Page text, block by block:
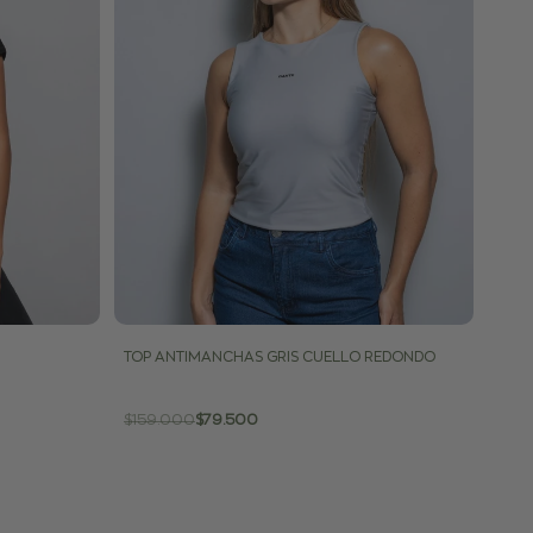
TOP ANTIMANCHAS GRIS CUELLO REDONDO
Precio
$159.000Precio
$79.500